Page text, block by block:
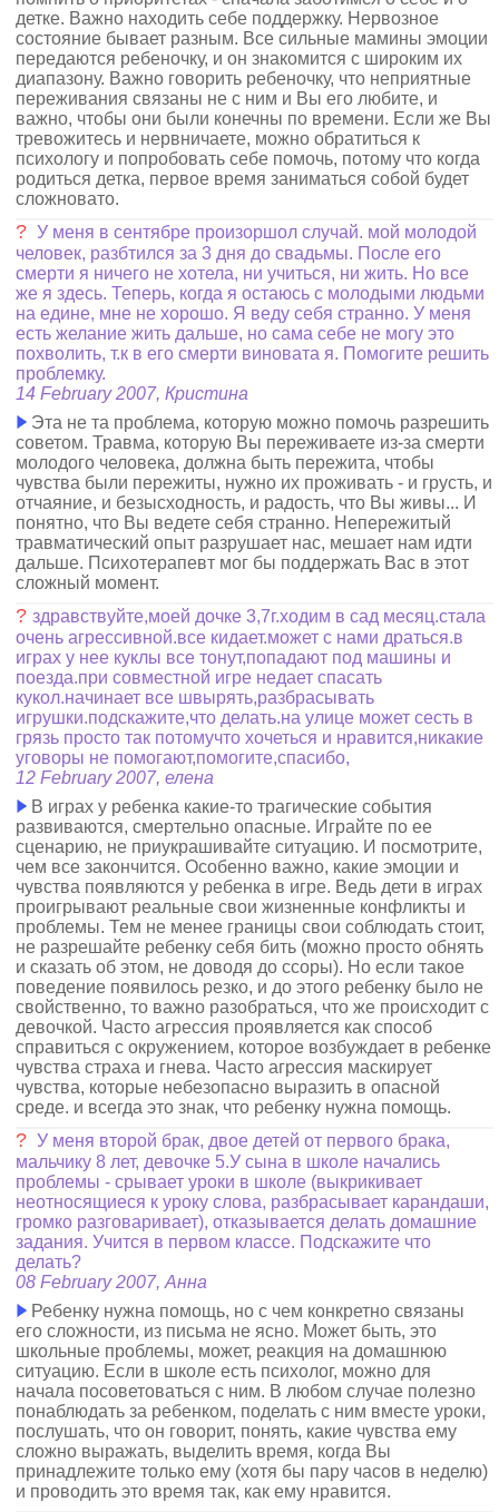
детке. Важно находить себе поддержку. Нервозное
состояние бывает разным. Все сильные мамины эмоции
передаются ребеночку, и он знакомится с широким их
диапазону. Важно говорить ребеночку, что неприятные
переживания связаны не с ним и Вы его любите, и
важно, чтобы они были конечны по времени. Если же Вы
тревожитесь и нервничаете, можно обратиться к
психологу и попробовать себе помочь, потому что когда
родиться детка, первое время заниматься собой будет
сложновато.
? У меня в сентябре произоршол случай. мой молодой
человек, разбтился за 3 дня до свадьмы. После его
смерти я ничего не хотела, ни учиться, ни жить. Но все
же я здесь. Теперь, когда я остаюсь с молодыми людьми
на едине, мне не хорошо. Я веду себя странно. У меня
есть желание жить дальше, но сама себе не могу это
похволить, т.к в его смерти виновата я. Помогите решить
проблемку.
14 February 2007, Кристина
Эта не та проблема, которую можно помочь разрешить
советом. Травма, которую Вы переживаете из-за смерти
молодого человека, должна быть пережита, чтобы
чувства были пережиты, нужно их проживать - и грусть, и
отчаяние, и безысходность, и радость, что Вы живы... И
понятно, что Вы ведете себя странно. Непережитый
травматический опыт разрушает нас, мешает нам идти
дальше. Психотерапевт мог бы поддержать Вас в этот
сложный момент.
?здравствуйте,моей дочке 3,7г.ходим в сад месяц.стала
очень агрессивной.все кидает.может с нами драться.в
играх у нее куклы все тонут,попадают под машины и
поезда.при совместной игре недает спасать
кукол.начинает все швырять,разбрасывать
игрушки.подскажите,что делать.на улице может сесть в
грязь просто так потомучто хочеться и нравится,никакие
уговоры не помогают,помогите,спасибо,
12 February 2007, елена
В играх у ребенка какие-то трагические события
развиваются, смертельно опасные. Играйте по ее
сценарию, не приукрашивайте ситуацию. И посмотрите,
чем все закончится. Особенно важно, какие эмоции и
чувства появляются у ребенка в игре. Ведь дети в играх
проигрывают реальные свои жизненные конфликты и
проблемы. Тем не менее границы свои соблюдать стоит,
не разрешайте ребенку себя бить (можно просто обнять
и сказать об этом, не доводя до ссоры). Но если такое
поведение появилось резко, и до этого ребенку было не
свойственно, то важно разобраться, что же происходит с
девочкой. Часто агрессия проявляется как способ
справиться с окружением, которое возбуждает в ребенке
чувства страха и гнева. Часто агрессия маскирует
чувства, которые небезопасно выразить в опасной
среде. и всегда это знак, что ребенку нужна помощь.
? У меня второй брак, двое детей от первого брака,
мальчику 8 лет, девочке 5.У сына в школе начались
проблемы - срывает уроки в школе (выкрикивает
неотносящиеся к уроку слова, разбрасывает карандаши,
громко разговаривает), отказывается делать домашние
задания. Учится в первом классе. Подскажите что
делать?
08 February 2007, Анна
Ребенку нужна помощь, но с чем конкретно связаны
его сложности, из письма не ясно. Может быть, это
школьные проблемы, может, реакция на домашнюю
ситуацию. Если в школе есть психолог, можно для
начала посоветоваться с ним. В любом случае полезно
понаблюдать за ребенком, поделать с ним вместе уроки,
послушать, что он говорит, понять, какие чувства ему
сложно выражать, выделить время, когда Вы
принадлежите только ему (хотя бы пару часов в неделю)
и проводить это время так, как ему нравится.